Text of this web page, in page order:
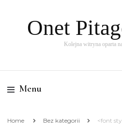
Onet
Kolejna witryna oparta
Menu
Home Bez kategorii
<font